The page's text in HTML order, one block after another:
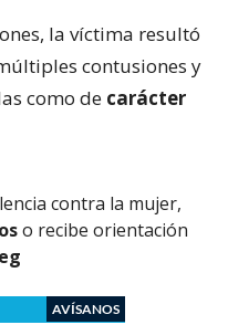
la víctima resultó
contusiones y
como de carácter
contra la mujer,
o recibe orientación
AVÍSANOS